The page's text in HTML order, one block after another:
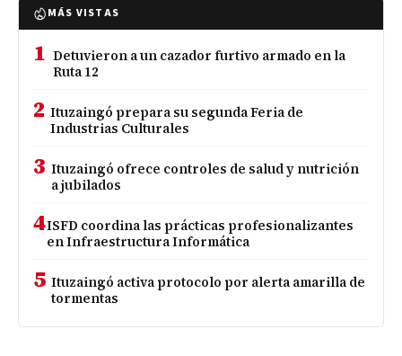
MÁS VISTAS
1 Detuvieron a un cazador furtivo armado en la
Ruta 12
2 Ituzaingó prepara su segunda Feria de
Industrias Culturales
3 Ituzaingó ofrece controles de salud y nutrición
a jubilados
4ISFD coordina las prácticas profesionalizantes
en Infraestructura Informática
5 Ituzaingó activa protocolo por alerta amarilla de
tormentas